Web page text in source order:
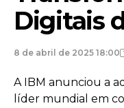
Digitais
8 de abril de 2025 18:00
A IBM anunciou a
líder mundial em